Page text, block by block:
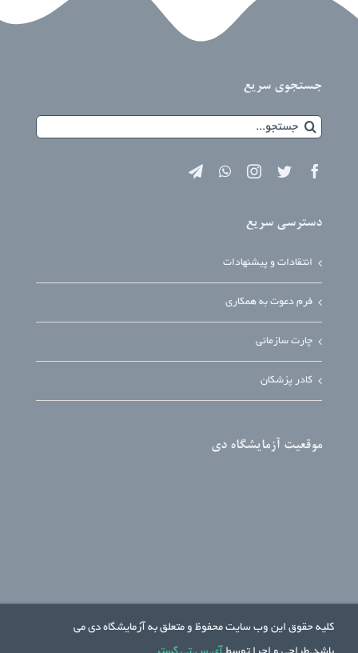
جستجوی سریع
جستجو
دسترسی سریع
انتقادات و پیشنهادات
فرم دعوت به همکاری
چارت سازمانی
کادر پزشکان
موقعیت آزمایشگاه دی
کلیه حقوق این وب سایت محفوظ و متعلق به آزمایشگاه دی می